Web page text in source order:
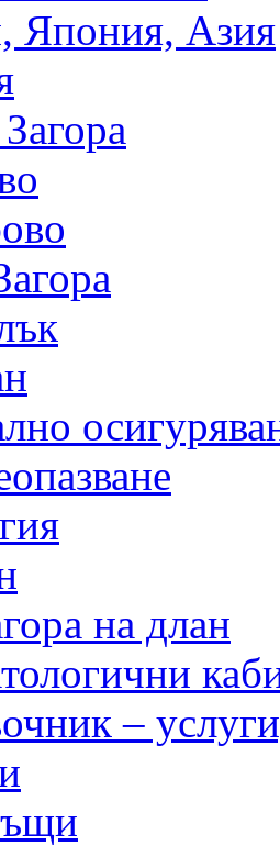
Япония, Азия
на длан
–